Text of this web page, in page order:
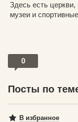
Здесь есть
музеи и
0
Посты по
В избранное